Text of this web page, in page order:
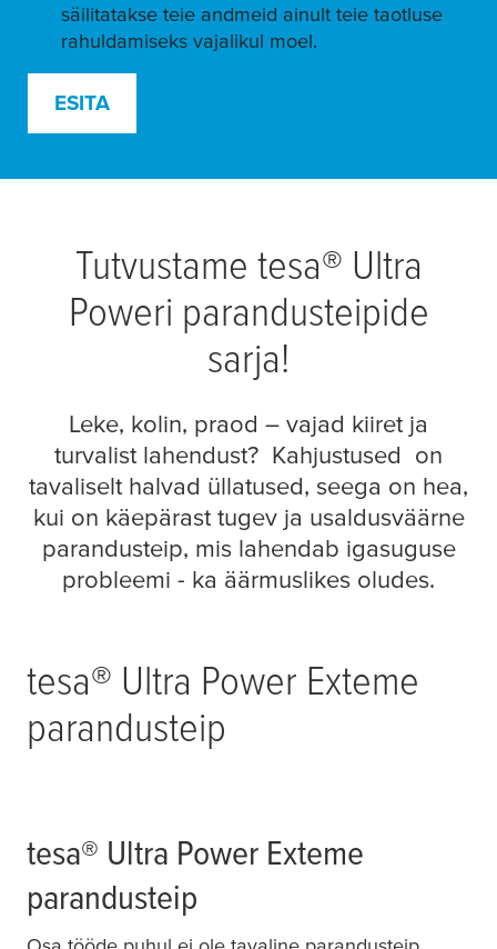
säilitatakse teie andmeid ainult teie taotluse
rahuldamiseks vajalikul moel.
ESITA
Tutvustame tesa® Ultra
Poweri parandusteipide
sarja!
Leke, kolin, praod – vajad kiiret ja
turvalist lahendust? Kahjustused on
tavaliselt halvad üllatused, seega on hea,
kui on käepärast tugev ja usaldusväärne
parandusteip, mis lahendab igasuguse
probleemi - ka äärmuslikes oludes.
tesa® Ultra Power Exteme
parandusteip
tesa® Ultra Power Exteme
parandusteip